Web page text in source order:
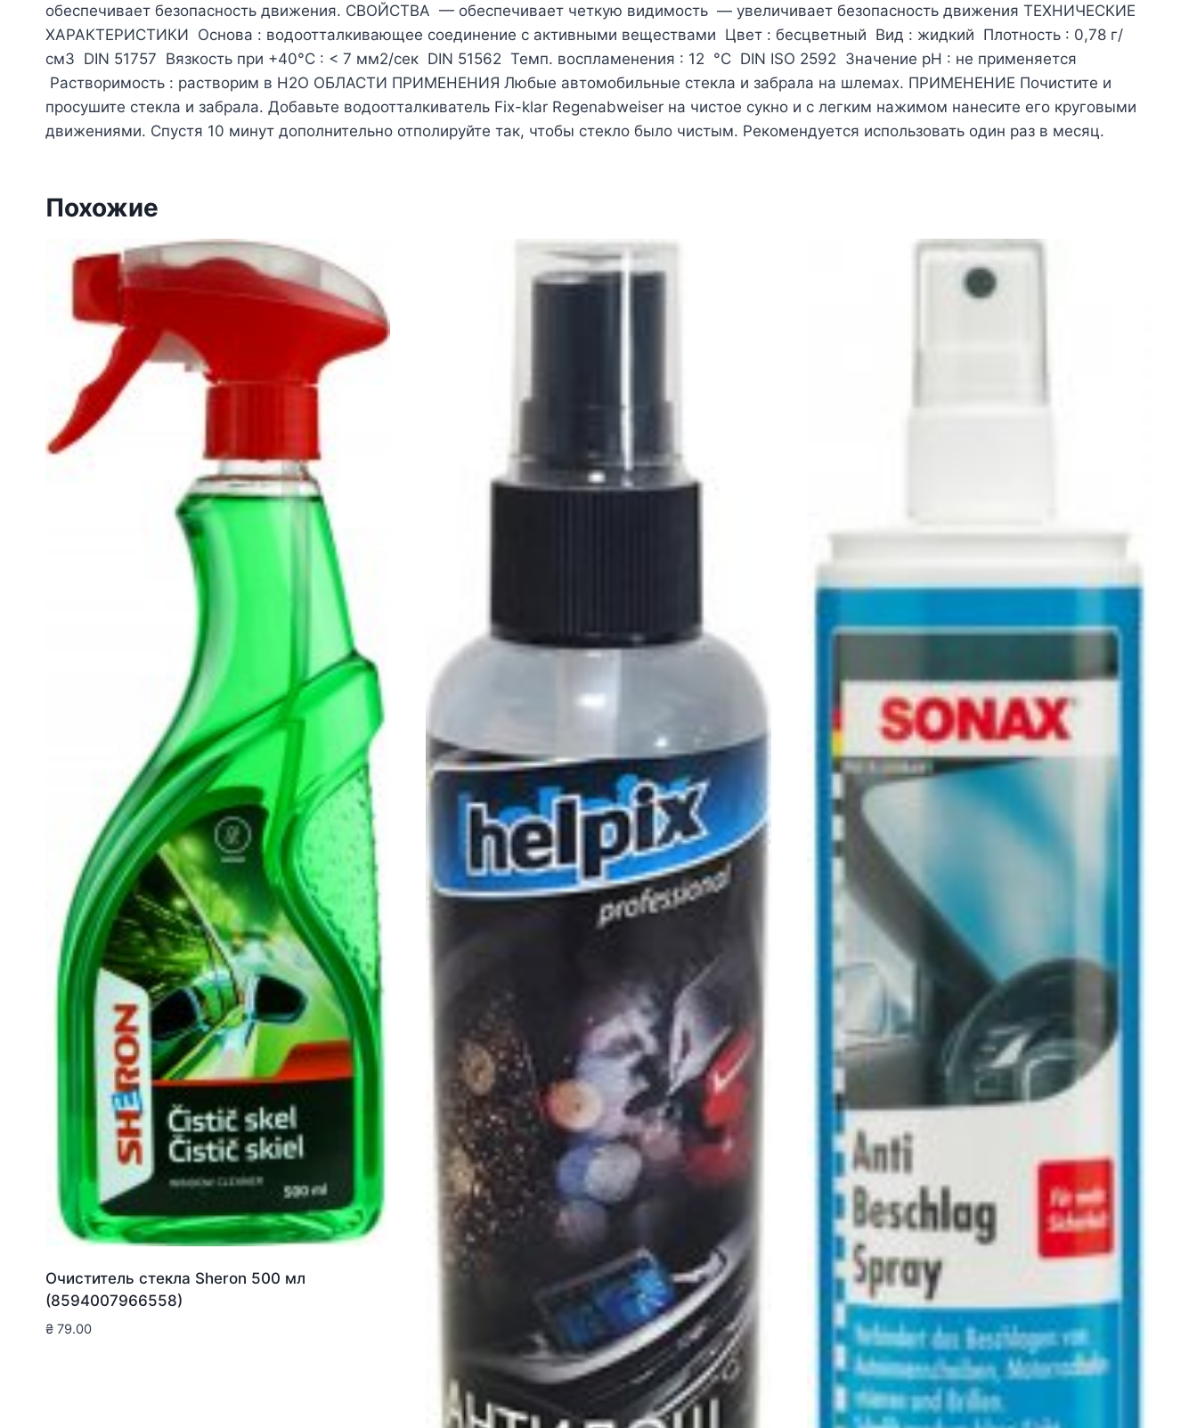
обеспечивает безопасность движения. СВОЙСТВА — обеспечивает четкую видимость — увеличивает безопасность движения ТЕХНИЧЕСКИЕ
ХАРАКТЕРИСТИКИ Основа : водоотталкивающее соединение с активными веществами Цвет : бесцветный Вид : жидкий Плотность : 0,78 г/
см3 DIN 51757 Вязкость при +40°C : < 7 мм2/сек DIN 51562 Темп. воспламенения : 12 °C DIN ISO 2592 Значение рН : не применяется
Растворимость : растворим в H2O ОБЛАСТИ ПРИМЕНЕНИЯ Любые автомобильные стекла и забрала на шлемах. ПРИМЕНЕНИЕ Почистите и
просушите стекла и забрала. Добавьте водоотталкиватель Fix-klar Regenabweiser на чистое сукно и с легким нажимом нанесите его круговыми
движениями. Спустя 10 минут дополнительно отполируйте так, чтобы стекло было чистым. Рекомендуется использовать один раз в месяц.
Похожие
Очиститель стекла Sheron 500 мл
(8594007966558)
₴ 79.00